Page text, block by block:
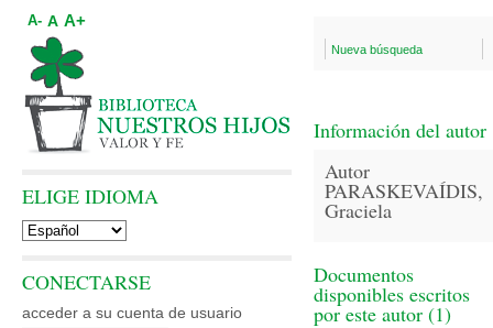
Nueva búsqueda
Información del autor
Autor
PARASKEVAÍDIS,
Graciela
Documentos
disponibles escritos
por este autor (1)
A- A A+
ELIGE IDIOMA
CONECTARSE
acceder a su cuenta de usuario